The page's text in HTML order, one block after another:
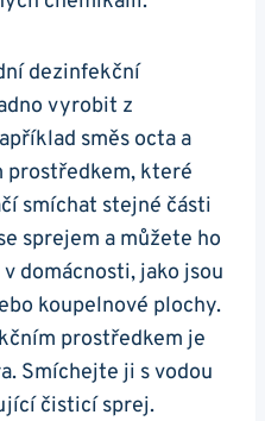
dezinfekční
vyrobit z
směs octa a
prostředkem, které
smíchat stejné části
sprejem a můžete ho
domácnosti, jako jsou
koupelnové plochy.
prostředkem je
Smíchejte ji s vodou
čisticí sprej.